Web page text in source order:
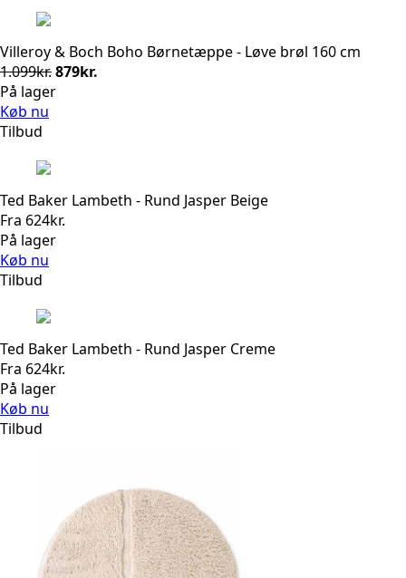
Villeroy & Boch Boho Børnetæppe - Løve brøl 160 cm
1.099kr.Den
oprindelige
879kr.
På lager
Køb nu
Tilbud
Ted Baker Lambeth - Rund Jasper Beige
Fra 624kr.
På lager
Køb nu
Tilbud
Ted Baker Lambeth - Rund Jasper Creme
Fra 624kr.
På lager
Køb nu
Tilbud